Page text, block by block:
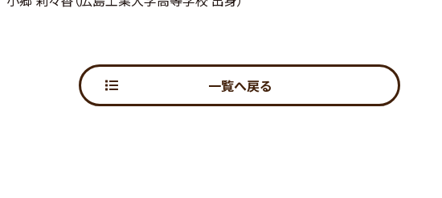
一覧へ戻る